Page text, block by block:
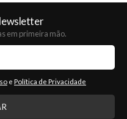
em primeira mão.
e Política de Privacidade